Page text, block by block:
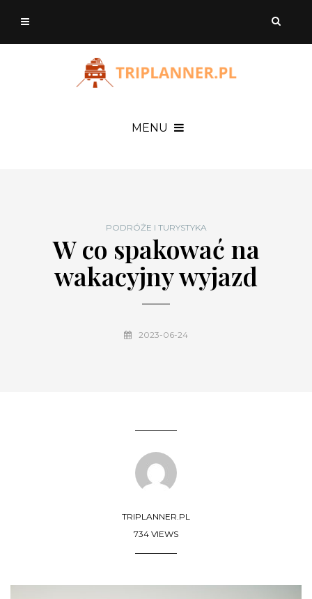
MENU
PODRÓŻE I TURYSTYKA
W co spakować na
wakacyjny wyjazd
2023-06-24
TRIPLANNER.PL
734 VIEWS